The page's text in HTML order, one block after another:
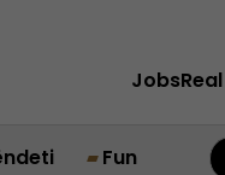
Jobs
Fun